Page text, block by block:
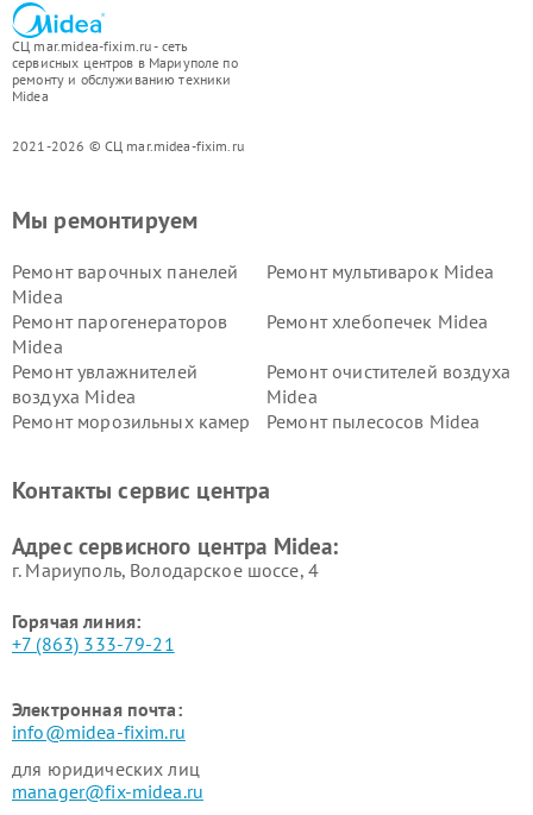
СЦ mar.midea-fixim.ru - сеть
сервисных центров в Мариуполе по
ремонту и обслуживанию техники
Midea
2021-2026 © СЦ mar.midea-fixim.ru
Мы ремонтируем
Ремонт варочных панелей
Midea
Ремонт мультиварок Midea
Ремонт парогенераторов
Midea
Ремонт хлебопечек Midea
Ремонт увлажнителей
воздуха Midea
Ремонт очистителей воздуха
Midea
Ремонт морозильных камер
Ремонт пылесосов Midea
пылесосов Midea
Midea
Контакты сервис центра
Адрес сервисного центра Midea:
г. Мариуполь, Володарское шоссе, 4
Горячая линия:
+7 (863) 333-79-21
Электронная почта:
info@midea-fixim.ru
для юридических лиц
manager@fix-midea.ru